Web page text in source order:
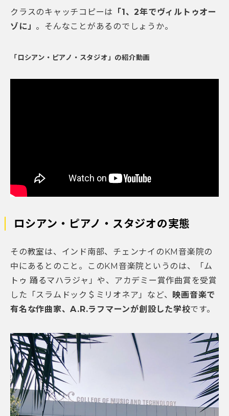
クラスのキャッチコピーは
「1、2年でヴィルトゥオー
ゾに」 。そんなことがあるのでしょうか。
「ロシアン・ピアノ・スタジオ」の紹介動画
ロシアン・ピアノ・スタジオの実態
その教室は、インド南部、チェンナイのKM音楽院の
中にあるとのこと。このKM音楽院というのは、「ム
トゥ 踊るマハラジャ」や、アカデミー賞作曲賞を受賞
した「スラムドック＄ミリオネア」など、 映画音楽で
有名な作曲家、A.R.ラフマーンが創設した学校です。